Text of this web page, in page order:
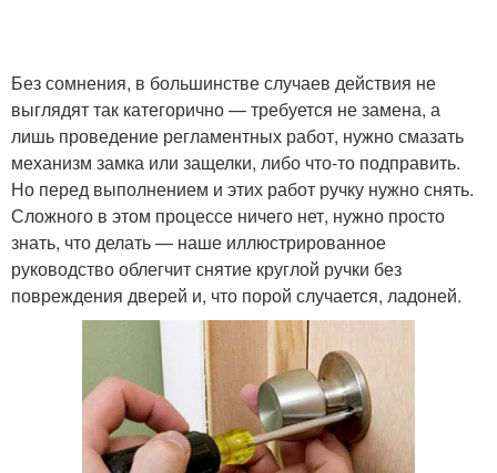
Без сомнения, в большинстве случаев действия не
выглядят так категорично — требуется не замена, а
лишь проведение регламентных работ, нужно смазать
механизм замка или защелки, либо что-то подправить.
Но перед выполнением и этих работ ручку нужно снять.
Сложного в этом процессе ничего нет, нужно просто
знать, что делать — наше иллюстрированное
руководство облегчит снятие круглой ручки без
повреждения дверей и, что порой случается, ладоней.